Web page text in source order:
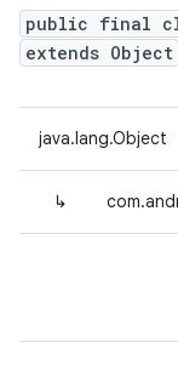
public final
extends Object
java.lang.Object
↳